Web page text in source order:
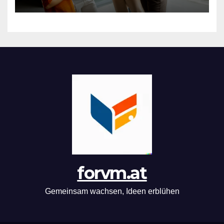
forvm.at
Gemeinsam wachsen, Ideen erblühen